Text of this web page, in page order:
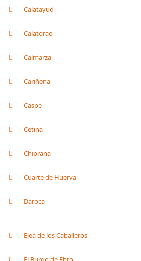
Calatayud
Calatorao
Calmarza
Cariñena
Caspe
Cetina
Chiprana
Cuarte de Huerva
Daroca
Ejea de los Caballeros